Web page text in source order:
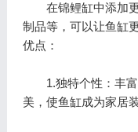
在锦鲤缸中添加更
制品等，可以让鱼缸
优点：
1.独特个性：丰富
美，使鱼缸成为家居